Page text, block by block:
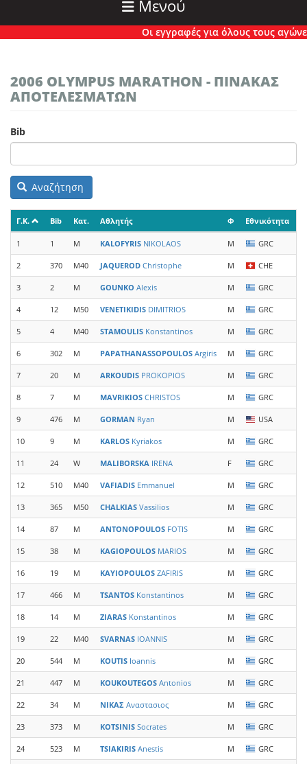
Μενού
Οι εγγραφές για όλους τους αγώνες
2006 OLYMPUS MARATHON - ΠΙΝΑΚΑΣ
ΑΠΟΤΕΛΕΣΜΑΤΩΝ
Bib
Αναζήτηση
Γ.Κ. Bib Κατ. Αθλητής Φ Εθνικότητα
1 1 M KALOFYRIS NIKOLAOS M GRC
2 370 M40 JAQUEROD Christophe M CHE
3 2 M GOUNKO Alexis M GRC
4 12 M50 VENETIKIDIS DIMITRIOS M GRC
5 4 M40 STAMOULIS Konstantinos M GRC
6 302 M PAPATHANASSOPOULOS Argiris M GRC
7 20 M ARKOUDIS PROKOPIOS M GRC
8 7 M MAVRIKIOS CHRISTOS M GRC
9 476 M GORMAN Ryan M USA
10 9 M KARLOS Kyriakos M GRC
11 24 W MALIBORSKA IRENA F GRC
12 510 M40 VAFIADIS Emmanuel M GRC
13 365 M50 CHALKIAS Vassilios M GRC
14 87 M ANTONOPOULOS FOTIS M GRC
15 38 M KAGIOPOULOS MARIOS M GRC
16 19 M KAYIOPOULOS ZAFIRIS M GRC
17 466 M TSANTOS Konstantinos M GRC
18 14 M ZIARAS Konstantinos M GRC
19 22 M40 SVARNAS IOANNIS M GRC
20 544 M KOUTIS Ioannis M GRC
21 447 M KOUKOUTEGOS Antonios M GRC
22 34 M ΝΙΚΑΣ Αναστασιος M GRC
23 373 M KOTSINIS Socrates M GRC
24 523 M TSIAKIRIS Anestis M GRC